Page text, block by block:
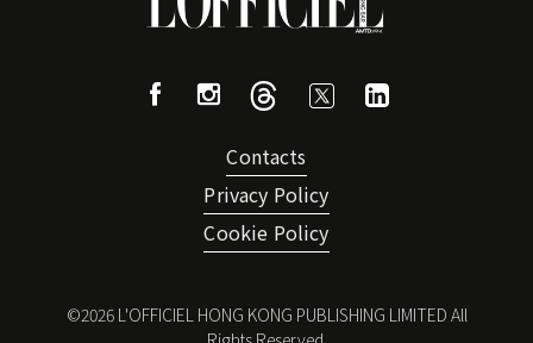
Contacts
Privacy Policy
Cookie Policy
©2026L'OFFICIEL HONG KONG PUBLISHING LIMITED All